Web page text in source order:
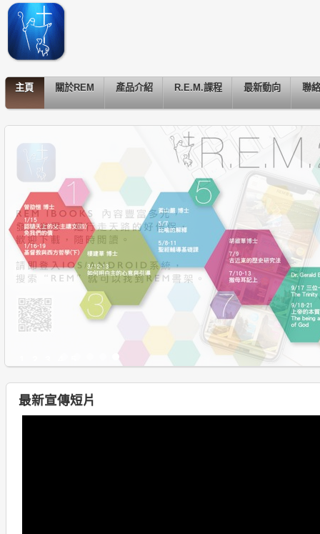
主頁 關於REM 產品介紹 R.E.M.課程 最新動向 聯
最新宣傳短片